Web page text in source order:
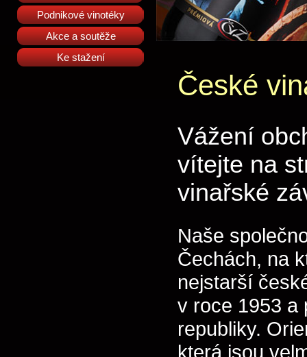
Podnikové vinotéky
Akce a soutěže
Ke stažení
České
Vážení
vítejte na
vinařské
Naše
Čechách, na
nejstarší
v roce 1953 a
republiky.
která jsou